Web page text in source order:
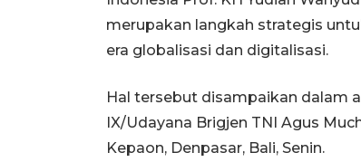
merupakan langkah strategis
era globalisasi dan digitalisasi.
Hal tersebut disampaikan dalam
IX/Udayana Brigjen TNI Agus
Kepaon, Denpasar, Bali, Senin.